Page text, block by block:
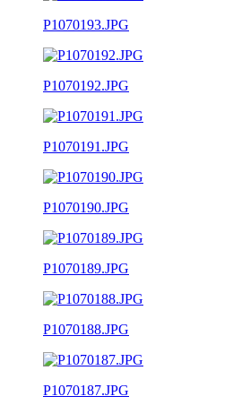
P1070193.JPG
P1070192.JPG
P1070191.JPG
P1070190.JPG
P1070189.JPG
P1070188.JPG
P1070187.JPG